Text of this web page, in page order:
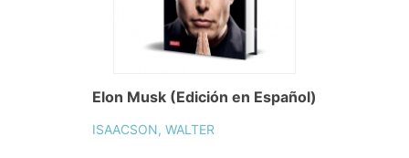
Elon Musk (Edición en Español)
ISAACSON, WALTER